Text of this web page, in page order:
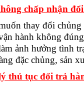
chấp nhận
thay đổi
hành không
ảnh hưởng tình
đặc chủng, sản
thủ tục đổi trả